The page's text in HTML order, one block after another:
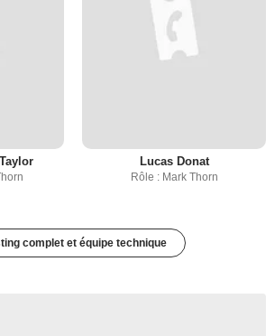
Lucas Donat
Rôle : Mark Thorn
complet et équipe technique